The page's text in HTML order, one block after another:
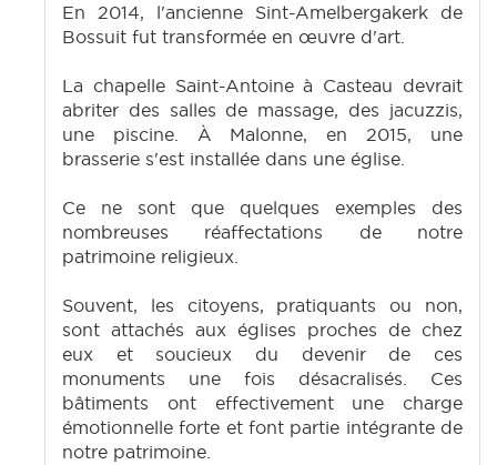
En 2014, l'ancienne Sint-Amelbergakerk de
Bossuit fut transformée en œuvre d'art.
La chapelle Saint-Antoine à Casteau devrait
abriter des salles de massage, des jacuzzis,
une piscine. À Malonne, en 2015, une
brasserie s'est installée dans une église.
Ce ne sont que quelques exemples des
nombreuses réaffectations de notre
patrimoine religieux.
Souvent, les citoyens, pratiquants ou non,
sont attachés aux églises proches de chez
eux et soucieux du devenir de ces
monuments une fois désacralisés. Ces
bâtiments ont effectivement une charge
émotionnelle forte et font partie intégrante de
notre patrimoine.